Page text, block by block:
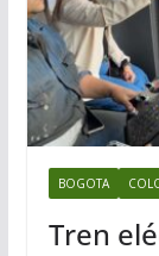
BOGOTA
Tren